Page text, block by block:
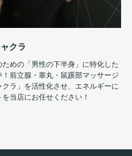
クラ
めの「男性の下半身」に特化した
前立腺・睾丸・鼠蹊部マッサージ
ラ」を活性化させ、エネルギーに
当店にお任せください！